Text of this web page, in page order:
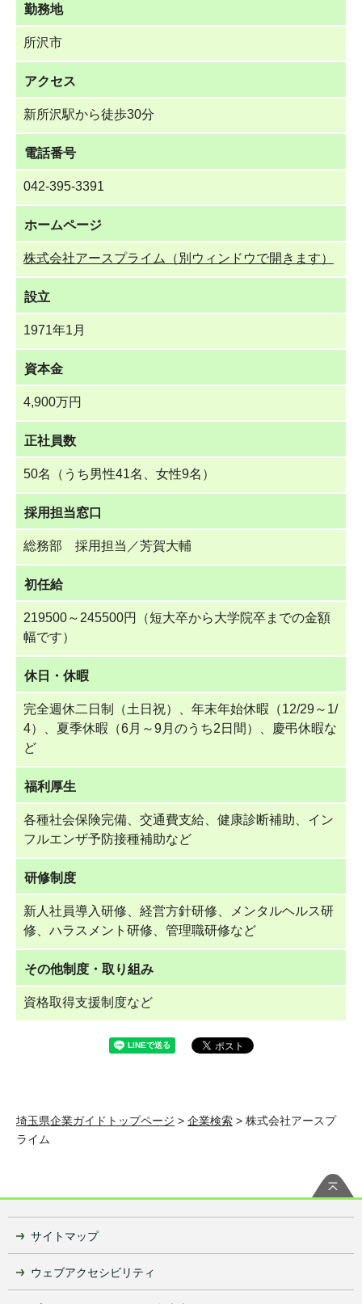
勤務地
所沢市
アクセス
新所沢駅から徒歩30分
電話番号
042-395-3391
ホームページ
株式会社アースプライム（別ウィンドウで開きます）
設立
1971年1月
資本金
4,900万円
正社員数
50名（うち男性41名、女性9名）
採用担当窓口
総務部 採用担当／芳賀大輔
初任給
219500～245500円（短大卒から大学院卒までの金額
幅です）
休日・休暇
完全週休二日制（土日祝）、年末年始休暇（12/29～1/
4）、夏季休暇（6月～9月のうち2日間）、慶弔休暇な
ど
福利厚生
各種社会保険完備、交通費支給、健康診断補助、イン
フルエンザ予防接種補助など
研修制度
新人社員導入研修、経営方針研修、メンタルヘルス研
修、ハラスメント研修、管理職研修など
その他制度・取り組み
資格取得支援制度など
埼玉県企業ガイドトップページ > 企業検索 > 株式会社アースプ
ライム
サイトマップ
ウェブアクセシビリティ